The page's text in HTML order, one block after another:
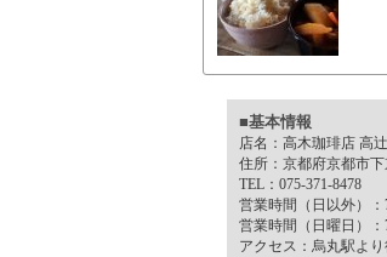
■基本情報
店名：高木珈琲店 高
住所：京都府京都市
TEL：075-371-8478
営業時間（日以外）：
営業時間（日曜日）：
アクセス：烏丸駅よ